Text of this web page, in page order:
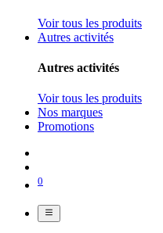
Voir tous les produits
Autres activités
Autres activités
Voir tous les produits
Nos marques
Promotions
0